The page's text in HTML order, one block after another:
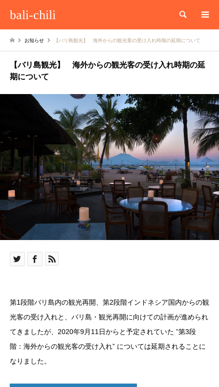
bali-chili 検索
お知らせ 【バリ島観光】 海外からの観光客の受け入れ時期の延期について
【バリ島観光】 海外からの観光客の受け入れ時期の延
期について
第1段階バリ島内の観光再開、第2段階インドネシア国内からの観
光客の受け入れと、バリ島・観光再開に向けての計画が進められ
てきましたが、2020年9月11日からと予定されていた ”第3段
階：海外からの観光客の受け入れ” については延期されることに
なりました。